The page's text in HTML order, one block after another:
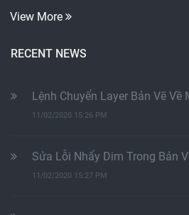
View More
RECENT NEWS
Lệnh Chuyển Layer Bản Vẽ Về
11/02/2020 15:26 PM
Sửa Lỗi Nhẩy Dim Trong Bản
11/02/2020 15:27 PM